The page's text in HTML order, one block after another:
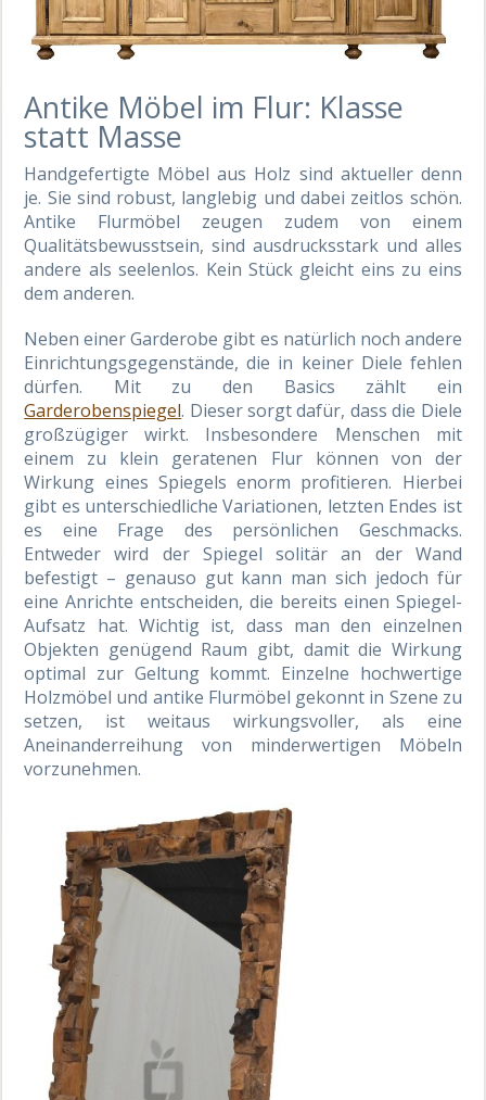
Antike Möbel im Flur: Klasse
statt Masse
Handgefertigte Möbel aus Holz sind aktueller denn
je. Sie sind robust, langlebig und dabei zeitlos schön.
Antike Flurmöbel zeugen zudem von einem
Qualitätsbewusstsein, sind ausdrucksstark und alles
andere als seelenlos. Kein Stück gleicht eins zu eins
dem anderen.
Neben einer Garderobe gibt es natürlich noch andere
Einrichtungsgegenstände, die in keiner Diele fehlen
dürfen. Mit zu den Basics zählt ein
Garderobenspiegel. Dieser sorgt dafür, dass die Diele
großzügiger wirkt. Insbesondere Menschen mit
einem zu klein geratenen Flur können von der
Wirkung eines Spiegels enorm profitieren. Hierbei
gibt es unterschiedliche Variationen, letzten Endes ist
es eine Frage des persönlichen Geschmacks.
Entweder wird der Spiegel solitär an der Wand
befestigt – genauso gut kann man sich jedoch für
eine Anrichte entscheiden, die bereits einen Spiegel-
Aufsatz hat. Wichtig ist, dass man den einzelnen
Objekten genügend Raum gibt, damit die Wirkung
optimal zur Geltung kommt. Einzelne hochwertige
Holzmöbel und antike Flurmöbel gekonnt in Szene zu
setzen, ist weitaus wirkungsvoller, als eine
Aneinanderreihung von minderwertigen Möbeln
vorzunehmen.